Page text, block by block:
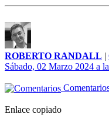
ROBERTO RANDALL |
Sábado, 02 Marzo 2024 a
Enlace copiado